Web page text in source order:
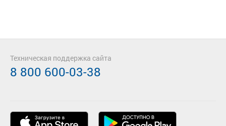
Техническая поддержка сайта
8 800 600-03-38